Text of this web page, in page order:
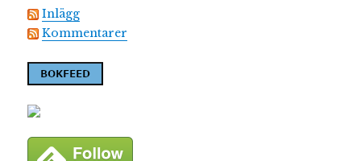
Inlägg
Kommentarer